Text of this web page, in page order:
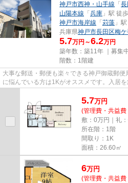
神戸市西神・山手線 「 長
山陽本線 「 兵庫 」駅 徒
神戸市海岸線 「 苅藻 」
兵庫県神戸市長田区梅
5.7万円～6.2万円
築年数：築11年 ｜募集
階数：1階建
大事な郵送・郵便も楽々できる神戸御蔵郵
に悩んでいる方は1Kがオススメです。入居
5.7万円
(管理費・共益
敷：0万円｜礼
所在階：1階
間取り：1K
面積：26.60㎡
6万円
(管理費・共益